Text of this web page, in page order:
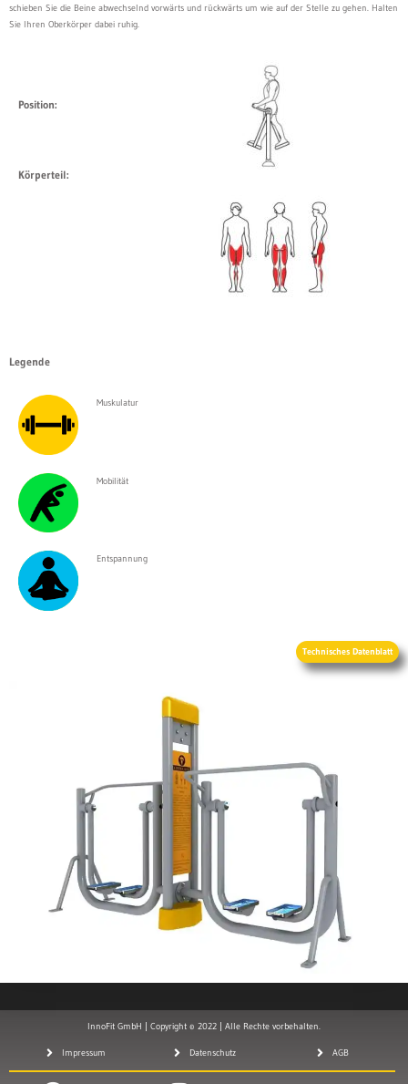
schieben Sie die Beine abwechselnd vorwärts und rückwärts um wie auf der Stelle zu gehen. Halten
Sie Ihren Oberkörper dabei ruhig.
Position:
Körperteil:
Legende
Muskulatur
Mobilität
Entspannung
Technisches Datenblatt
InnoFit GmbH | Copyright © 2022 | Alle Rechte vorbehalten.
Impressum Datenschutz AGB